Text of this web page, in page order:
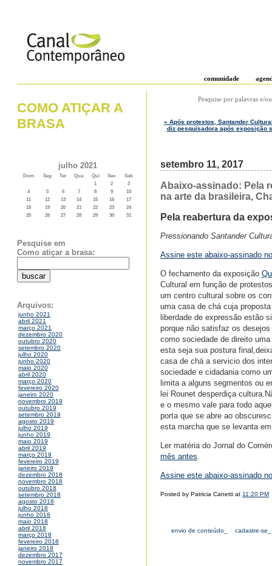
comunidade
COMO ATIÇAR A
BRASA
julho 2021
Dom Seg Ter Qua Qui Sex
Sab
1
2
3
4
5 6 7 8 9
10
11
12 13 14 15 16
17
18
19 20 21 22 23
24
25
26 27 28 29 30 31
Pesquise em
Como atiçar a brasa:
Arquivos:
junho 2021
abril 2021
março 2021
dezembro 2020
outubro 2020
setembro 2020
julho 2020
junho 2020
maio 2020
abril 2020
março 2020
fevereiro 2020
janeiro 2020
novembro 2019
outubro 2019
setembro 2019
agosto 2019
julho 2019
junho 2019
maio 2019
abril 2019
março 2019
fevereiro 2019
janeiro 2019
dezembro 2018
novembro 2018
outubro 2018
setembro 2018
agosto 2018
julho 2018
junho 2018
maio 2018
abril 2018
março 2018
fevereiro 2018
janeiro 2018
dezembro 2017
novembro 2017
Pesquise por palavras e/
« Após protestos, Santander
diz pesquisadora após exposição
setembro 11, 2017
Abaixo-assinado: Pela
na arte da brasileira,
Pela reabertura da
Pressionando Santander
Assine este abaixo-assinado
O fechamento da exposição
Cultural em função de
um centro cultural sobre os
uma casa de chá cuja
liberdade de expressão estão
porque não satisfaz os
como sociedade de direito
esta seja sua postura
casa de chá a servicio dos
sociedade e cidadania como
limita a alguns segmentos ou
lei Rounet desperdiça
e o mesmo vale para todo
porta que se abre ao
esta marcha que se levanta
Ler matéria do Jornal do
mês antes.
Assine este abaixo-assinado
Posted by Patricia Canetti at 11:20 PM
envio de conteúdo_ cadastre-se_